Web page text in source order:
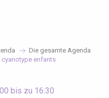
Die gesamte Agenda
cyanotype enfants
bis zu 16:30